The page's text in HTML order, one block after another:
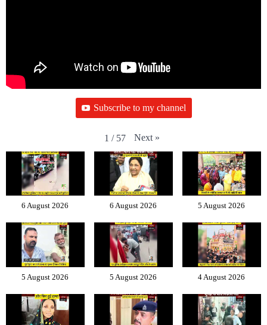
Subscribe to my channel
1 / 57 Next »
6 August 2026 6 August 2026 5 August 2026
5 August 2026 5 August 2026 4 August 2026